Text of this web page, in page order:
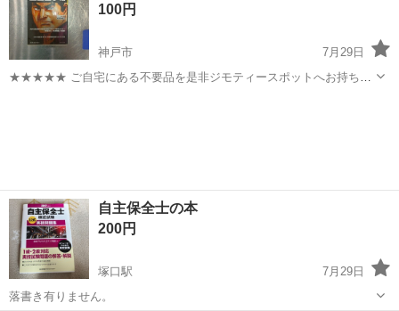
語 解答 前期、後期 ...
100円
神戸市
7月29日
★★★★★ ご自宅にある不要品を是非ジモティースポットへお持ち込
自主保全士の本
200円
塚口駅
7月29日
落書き有りません。